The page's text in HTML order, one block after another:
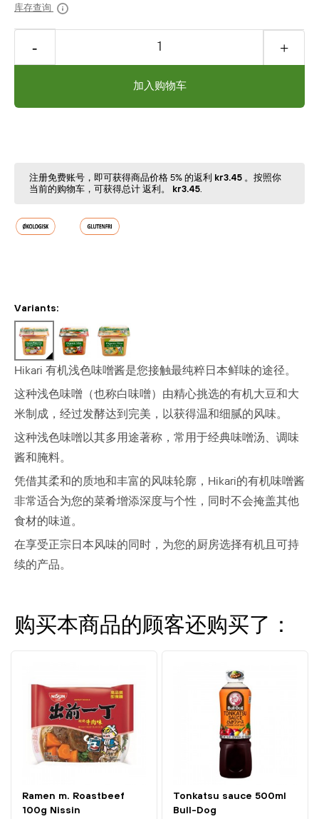
注册免费账号，即可获得商品价格 5% 的返利 kr3.45 。按照你
当前的购物⻋，可获得总计 返利。 kr3.45.
Variants:
Hikari 有机浅色味噌酱是您接触最纯粹日本鲜味的途径。
这种浅色味噌（也称白味噌）由精心挑选的有机大豆和大
米制成，经过发酵达到完美，以获得温和细腻的风味。
这种浅色味噌以其多用途著称，常用于经典味噌汤、调味
酱和腌料。
凭借其柔和的质地和丰富的风味轮廓，Hikari的有机味噌酱
非常适合为您的菜肴增添深度与个性，同时不会掩盖其他
食材的味道。
在享受正宗日本风味的同时，为您的厨房选择有机且可持
续的产品。
库存查询
加入购物车
购买本商品的顾客还购买了：
Ramen m. Roastbeef
100g Nissin
Tonkatsu sauce 500ml
Bull-Dog